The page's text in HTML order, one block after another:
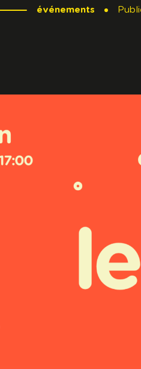
événements